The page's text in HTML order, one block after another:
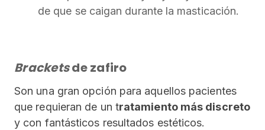
de que se caigan durante la masticación.
Bracketsde zafiro
Son una gran opción para aquellos pacientes
que requieran de un tratamiento más discreto
y con fantásticos resultados estéticos.